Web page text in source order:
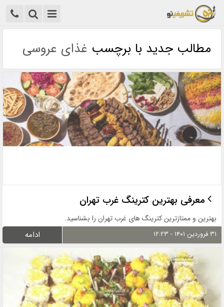
مطالب جدید با برچسب غذای عروسی
معرفی بهترین کترینگ غرب تهران
بهترین و ممتازترین کترینگ های غرب تهران را بشناسید.
۳۱ فروردین ۱۴۰۱ - ۱۲:۲۳ ادامه